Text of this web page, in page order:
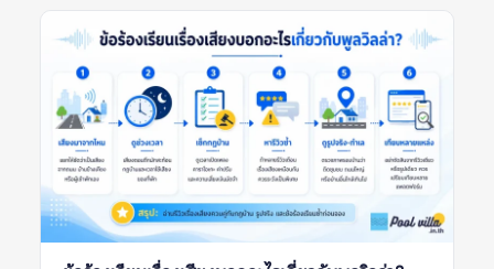
กัน ไม่ใช่ตัดสินจากรีวิวเดียว รูปเดียว หรือคำร้องเรียนเดียว ข้อร้อง
เรียนเรื่องค่าใช้จ่ายแฝงของพูลวิลล่าหมายถึงอะไร? ข้อร้องเรียน
เรื่องค่าใช้จ่ายแฝงของพูลวิลล่า หมายถึงรีวิวที่ผู้เข้าพักพูดถึงค่าใช้
จ่ายที่ไม่คาดคิดหรือไม่เข้าใจตั้งแต่แรก เช่น ราคาที่เห็นในประกาศ
ไม่ใช่ราคาสุทธิ มีค่าทำความสะอาดเพิ่ม มีค่าคนเกิน ค่าไฟ ค่าปรับ
เสียงดัง ค่าเตาปิ้งย่าง หรือค่าหักเงินมัดจำหลังเช็กเอาต์ คำว่า “ค่าใช้
จ่ายแฝง” ไม่ได้หมายความว่าทุกรายการเป็นการเอาเปรียบเสมอไป
บางรายการอาจเป็นค่าใช้จ่ายปกติของที่พัก แต่กลายเป็นปัญหา
เพราะสื่อสารไม่ชัดก่อนจอง หรือผู้เข้าพักไม่ได้อ่านเงื่อนไขให้ครบ
รีวิวที่มีประโยชน์ควรบอกชัดว่า ค่าใช้จ่ายนั้นคืออะไร ถูกแจ้งไว้ก่อน
หรือไม่ เกิดขึ้นเพราะเงื่อนไขใด และเจ้าของที่พักอธิบายอย่างไร หาก
รีวิวมีเพียงคำว่า “มีค่าใช้จ่ายแอบแฝง” แต่ไม่บอกบริบท ควรอ่าน
รีวิวอื่นประกอบก่อนสรุป ทำไมข้อร้องเรียนเรื่องค่าใช้จ่ายแฝงจึง